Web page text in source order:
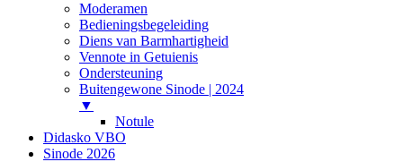
Moderamen
Bedieningsbegeleiding
Diens van Barmhartigheid
Vennote in Getuienis
Ondersteuning
Buitengewone Sinode | 2024
▼
Notule
Didasko VBO
Sinode 2026